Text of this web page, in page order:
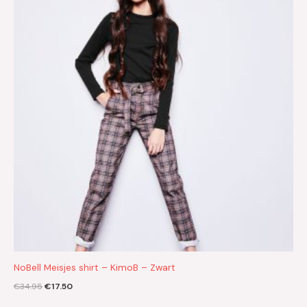
NoBell Meisjes shirt – KimoB – Zwart
€34.95€17.50